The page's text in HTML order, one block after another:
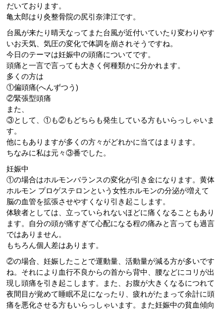
だいております。
亀太郎はり灸整骨院の尻引奈津江です。
台風が来たり晴天なってまた台風が近付いていたり変わりやす
いお天気、気圧の変化で体調を崩されそうですね。
今日のテーマは妊娠中の頭痛についてです。
頭痛と一言で言っても大きく何種類かに分かれます。
多くの方は
①偏頭痛(へんずつう)
②緊張型頭痛
また、
③として、①も②もどちらも発生している方もいらっしゃいま
す。
他にもありますが多くの方々がどれかに当てはまります。
ちなみに私は元々③番でした。
妊娠中
①の場合はホルモンバランスの変化が引き金になります。黄体
ホルモン プロゲステロンという女性ホルモンの分泌が増えて
脳の血管を拡張させやすくなり引き起こします。
体験者としては、 立っていられないほどに痛くなることもあり
ます。 自分の頭が痛すぎて心配になる程の痛みと言っても過言
ではありません。
もちろん個人差はあります。
②の場合、妊娠したことで運動量、活動量が減る方が多いです
ね。 それにより血行不良からの首から背中、 腰などにコリが出
現し頭痛を引き起こします。また、 お腹が大きくなるにつれて
夜間目が覚めて睡眠不足になったり、疲れがたまって余計に頭
痛を悪化させる方もいらっしゃいます。
また妊娠中の貧血傾向